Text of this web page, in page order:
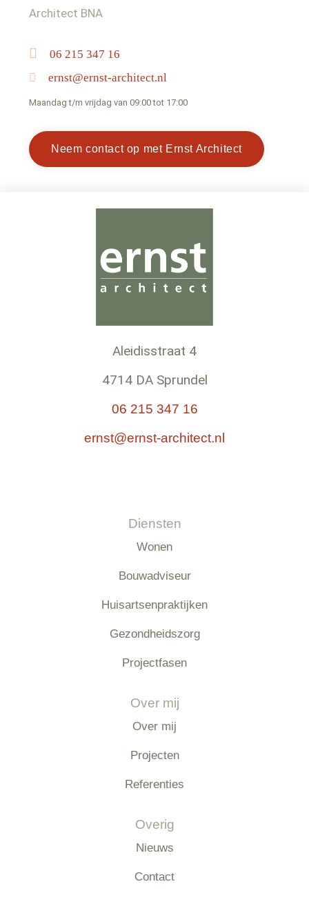
Architect BNA
06 215 347 16
ernst@ernst-architect.nl
Maandag t/m vrijdag van 09:00 tot 17:00
Neem contact op met Ernst Architect
Aleidisstraat 4
4714 DA Sprundel
06 215 347 16
ernst@ernst-architect.nl
Diensten
Wonen
Bouwadviseur
Huisartsenpraktijken
Gezondheidszorg
Projectfasen
Over mij
Over mij
Projecten
Referenties
Overig
Nieuws
Contact